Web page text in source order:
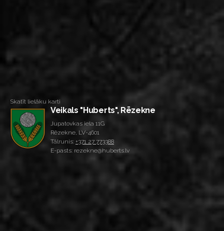
Skatīt lielāku karti
Veikals "Huberts", Rēzekne
Jupatovkas iela 11G
Rēzekne, LV-4601
Tālrunis: +371 27 773388
E-pasts: rezekne@huberts.lv